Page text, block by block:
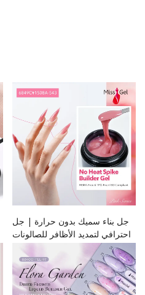
جل بناء سميك بدون حرارة | جل
احترافي لتمديد الأظافر للصالونات